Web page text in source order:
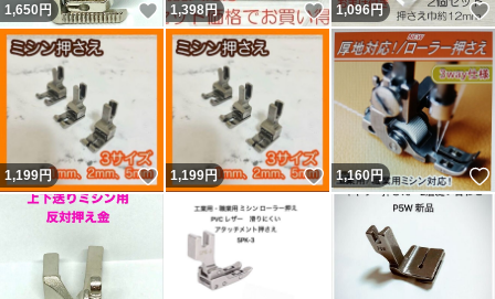
1,650円 いいね！
1,398円 いいね！
1,096円
1,199円 いいね！
1,199円 いいね！
1,160円